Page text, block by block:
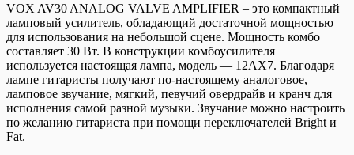
VOX AV30 ANALOG VALVE AMPLIFIER – это компактный
ламповый усилитель, обладающий достаточной мощностью
для использования на небольшой сцене. Мощность комбо
составляет 30 Вт. В конструкции комбоусилителя
используется настоящая лампа, модель — 12AX7. Благодаря
лампе гитаристы получают по-настоящему аналоговое,
ламповое звучание, мягкий, певучий овердрайв и кранч для
исполнения самой разной музыки. Звучание можно настроить
по желанию гитариста при помощи переключателей Bright и
Fat.